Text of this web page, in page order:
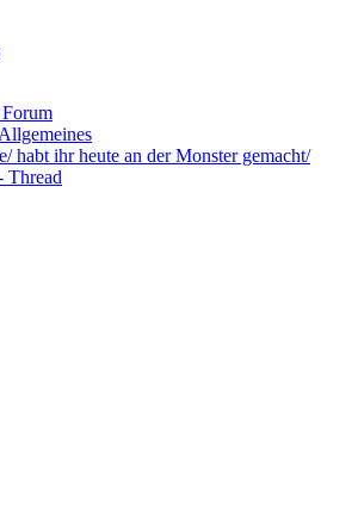
habt ihr heute an der Monster gemacht/
Thread